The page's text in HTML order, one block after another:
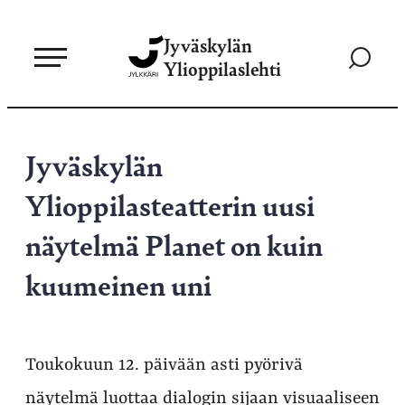
sisältöön
Jyväskylän
Ylioppilaslehti
Siirry
Jyväskylän
Ylioppilasteatterin uusi
näytelmä Planet on kuin
kuumeinen uni
Toukokuun 12. päivään asti pyörivä
näytelmä luottaa dialogin sijaan visuaaliseen